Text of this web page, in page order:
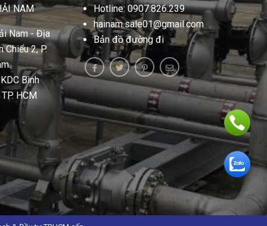
NAM
Nam - Địa
Chiểu 2, P.
Bình
HCM
Hotline: 0907.826.239
hainam.sale01@gmail.com
Bản đồ đường đi